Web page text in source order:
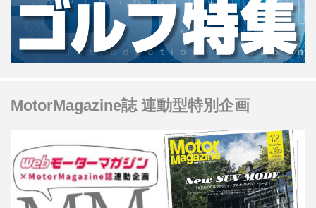
MotorMagazine誌 連動型特別企画